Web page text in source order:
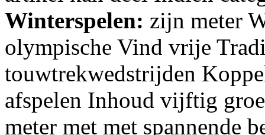
Winterspelen: zijn meter
olympische Vind vrije
touwtrekwedstrijden
afspelen Inhoud vijftig
meter met met spannende